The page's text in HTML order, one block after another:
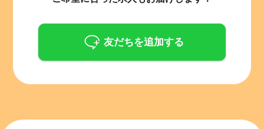
友だちを追加する